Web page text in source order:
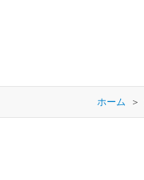
ホーム